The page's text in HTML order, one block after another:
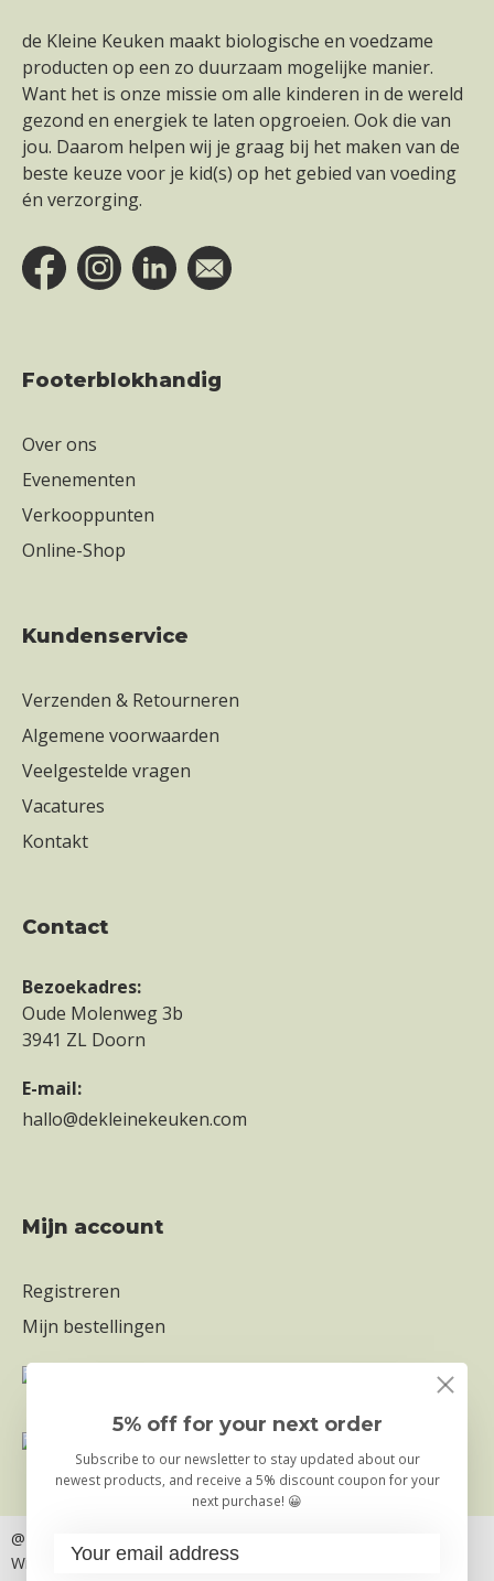
de Kleine Keuken maakt biologische en voedzame
producten op een zo duurzaam mogelijke manier.
Want het is onze missie om alle kinderen in de wereld
gezond en energiek te laten opgroeien. Ook die van
jou. Daarom helpen wij je graag bij het maken van de
beste keuze voor je kid(s) op het gebied van voeding
én verzorging.
Footerblokhandig
Over ons
Evenementen
Verkooppunten
Online-Shop
Kundenservice
Verzenden & Retourneren
Algemene voorwaarden
Veelgestelde vragen
Vacatures
Kontakt
contact
Bezoekadres:
Oude Molenweg 3b
3941 ZL Doorn
E-mail:
hallo@dekleinekeuken.com
mijn account
Registreren
Mijn bestellingen
@ Copyright 2026
Widerrufsbelehrung
Privacy- & Cookiebeleid
5% off for your next order
Subscribe to our newsletter to stay updated about our
newest products, and receive a 5% discount coupon for your
next purchase! 😀